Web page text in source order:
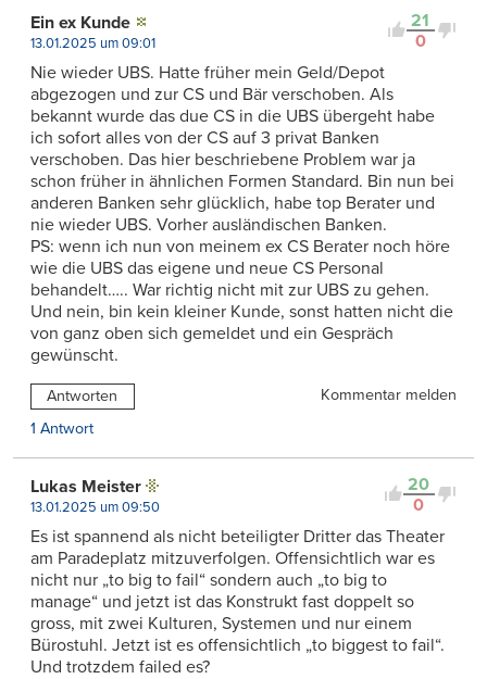
21
0
Ein ex Kunde
13.01.2025 um 09:01
Nie wieder UBS. Hatte früher mein Geld/Depot
abgezogen und zur CS und Bär verschoben. Als
bekannt wurde das due CS in die UBS übergeht habe
ich sofort alles von der CS auf 3 privat Banken
verschoben. Das hier beschriebene Problem war ja
schon früher in ähnlichen Formen Standard. Bin nun bei
anderen Banken sehr glücklich, habe top Berater und
nie wieder UBS. Vorher ausländischen Banken.
PS: wenn ich nun von meinem ex CS Berater noch höre
wie die UBS das eigene und neue CS Personal
behandelt….. War richtig nicht mit zur UBS zu gehen.
Und nein, bin kein kleiner Kunde, sonst hatten nicht die
von ganz oben sich gemeldet und ein Gespräch
gewünscht.
Antworten
Kommentar melden
1 Antwort
20
0
Lukas Meister
13.01.2025 um 09:50
Es ist spannend als nicht beteiligter Dritter das Theater
am Paradeplatz mitzuverfolgen. Offensichtlich war es
nicht nur „to big to fail“ sondern auch „to big to
manage“ und jetzt ist das Konstrukt fast doppelt so
gross, mit zwei Kulturen, Systemen und nur einem
Bürostuhl. Jetzt ist es offensichtlich „to biggest to fail“.
Und trotzdem failed es?